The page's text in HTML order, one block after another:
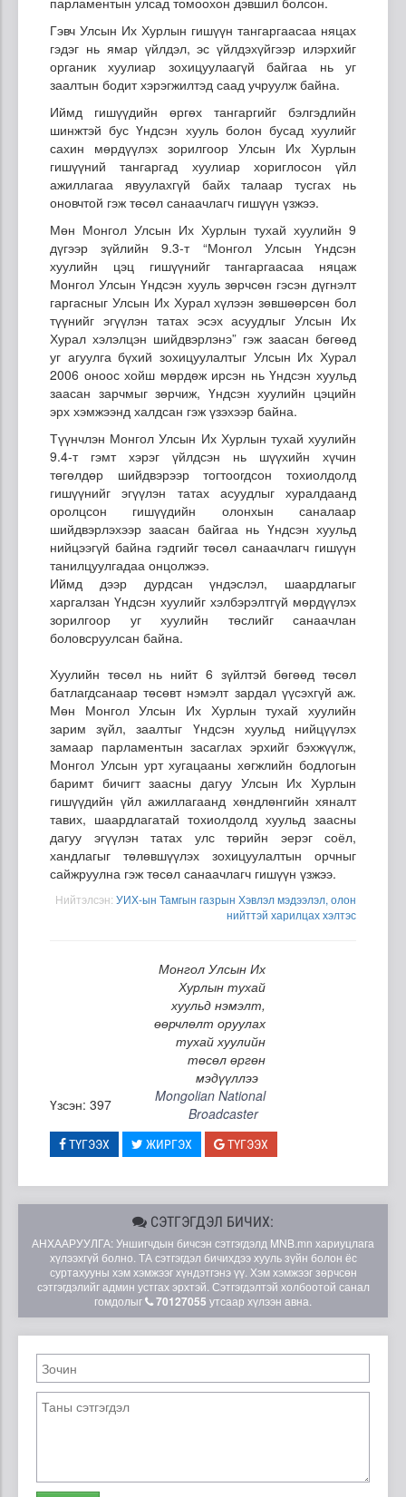
Гэвч Улсын Их Хурлын гишүүн тангаргаасаа няцах
гэдэг нь ямар үйлдэл, эс үйлдэхүйгээр илэрхийг
органик хуулиар зохицуулаагүй байгаа нь уг
заалтын бодит хэрэгжилтэд саад учруулж байна.
Иймд гишүүдийн өргөх тангаргийг бэлгэдлийн
шинжтэй бус Үндсэн хууль болон бусад хуулийг
сахин мөрдүүлэх зорилгоор Улсын Их Хурлын
гишүүний тангаргад хуулиар хориглосон үйл
ажиллагаа явуулахгүй байх талаар тусгах нь
оновчтой гэж төсөл санаачлагч гишүүн үзжээ.
Мөн Монгол Улсын Их Хурлын тухай хуулийн 9
дүгээр зүйлийн 9.3-т “Монгол Улсын Үндсэн
хуулийн цэц гишүүнийг тангаргаасаа няцаж
Монгол Улсын Үндсэн хууль зөрчсөн гэсэн дүгнэлт
гаргасныг Улсын Их Хурал хүлээн зөвшөөрсөн бол
түүнийг эгүүлэн татах эсэх асуудлыг Улсын Их
Хурал хэлэлцэн шийдвэрлэнэ” гэж заасан бөгөөд
уг агуулга бүхий зохицуулалтыг Улсын Их Хурал
2006 оноос хойш мөрдөж ирсэн нь Үндсэн хуульд
заасан зарчмыг зөрчиж, Үндсэн хуулийн цэцийн
эрх хэмжээнд халдсан гэж үзэхээр байна.
Түүнчлэн Монгол Улсын Их Хурлын тухай хуулийн
9.4-т гэмт хэрэг үйлдсэн нь шүүхийн хүчин
төгөлдөр шийдвэрээр тогтоогдсон тохиолдолд
гишүүнийг эгүүлэн татах асуудлыг хуралдаанд
оролцсон гишүүдийн олонхын саналаар
шийдвэрлэхээр заасан байгаа нь Үндсэн хуульд
нийцээгүй байна гэдгийг төсөл санаачлагч гишүүн
танилцуулгадаа онцолжээ.
Иймд дээр дурдсан үндэслэл, шаардлагыг
харгалзан Үндсэн хуулийг хэлбэрэлтгүй мөрдүүлэх
зорилгоор уг хуулийн төслийг санаачлан
боловсруулсан байна.
Хуулийн төсөл нь нийт 6 зүйлтэй бөгөөд төсөл
батлагдсанаар төсөвт нэмэлт зардал үүсэхгүй аж.
Мөн Монгол Улсын Их Хурлын тухай хуулийн
зарим зүйл, заалтыг Үндсэн хуульд нийцүүлэх
замаар парламентын засаглах эрхийг бэхжүүлж,
Монгол Улсын урт хугацааны хөгжлийн бодлогын
баримт бичигт заасны дагуу Улсын Их Хурлын
гишүүдийн үйл ажиллагаанд хөндлөнгийн хяналт
тавих, шаардлагатай тохиолдолд хуульд заасны
дагуу эгүүлэн татах улс төрийн эерэг соёл,
хандлагыг төлөвшүүлэх зохицуулалтын орчныг
сайжруулна гэж төсөл санаачлагч гишүүн үзжээ.
Нийтэлсэн: УИХ-ын Тамгын газрын Хэвлэл мэдээлэл, олон
нийттэй харилцах хэлтэс
Монгол Улсын Их
Хурлын тухай
хуульд нэмэлт,
өөрчлөлт оруулах
тухай хуулийн
төсөл өргөн
мэдүүллээ
Үзсэн: 397
Mongolian National
Broadcaster
ТҮГЭЭХ ЖИРГЭХ ТҮГЭЭХ
СЭТГЭГДЭЛ БИЧИХ:
АНХААРУУЛГА: Уншигчдын бичсэн сэтгэгдэлд MNB.mn хариуцлага
хүлээхгүй болно. ТА сэтгэгдэл бичихдээ хууль зүйн болон ёс
суртахууны хэм хэмжээг хүндэтгэнэ үү. Хэм хэмжээг зөрчсөн
сэтгэгдэлийг админ устгах эрхтэй. Сэтгэгдэлтэй холбоотой санал
гомдолыг
70127055 утсаар хүлээн авна.